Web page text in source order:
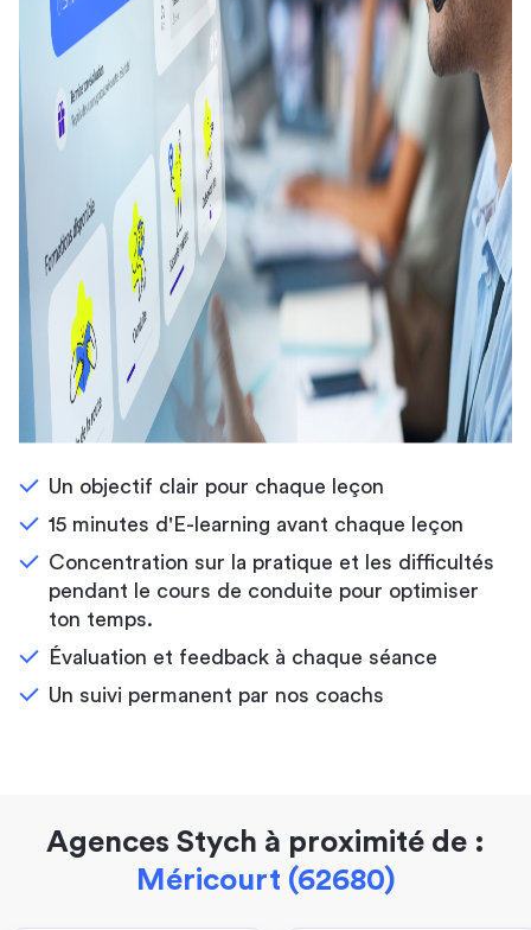
Un objectif clair pour chaque leçon
15 minutes d'E-learning avant chaque leçon
Concentration sur la pratique et les difficultés
pendant le cours de conduite pour optimiser
ton temps.
Évaluation et feedback à chaque séance
Un suivi permanent par nos coachs
Agences Stych à proximité de :
Méricourt (62680)